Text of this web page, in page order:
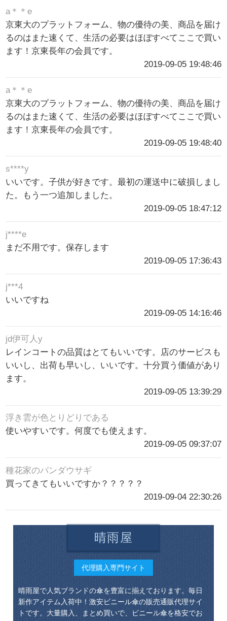
a＊＊e
京東大のプラットフォーム、物の優待の美、商品を届け
るのはまた速くて、生活の必要はほぼすべてここで買い
ます！京東長年の会員です。
2019-09-05 19:48:46
a＊＊e
京東大のプラットフォーム、物の優待の美、商品を届け
るのはまた速くて、生活の必要はほぼすべてここで買い
ます！京東長年の会員です。
2019-09-05 19:48:40
s****y
いいです。子供が好きです。最初の運送中に破損しまし
た。もう一つ追加しました。
2019-09-05 18:47:12
j****e
まだ不用です。保存します
2019-09-05 17:36:43
j***4
いいですね
2019-09-05 14:16:46
jd伊可人y
レインコートの品質はとてもいいです。店のサービスも
いいし、出荷も早いし、いいです。十分買う価値があり
ます。
2019-09-05 13:39:29
浮き雲が色とりどりである
使いやすいです。何度でも使えます。
2019-09-05 09:37:07
種花家のパンダウサギ
買ってきてもいいですか？？？？？
2019-09-04 22:30:26
晴雨屋
代理購入専門サイト
晴雨屋で人気ブランドの傘を豊富に揃えております。毎日
新作アイテム入荷中！激安ビニール傘の販売通販代理サイ
トです。大量購入、まとめ買いで、ビニール傘を格安でお